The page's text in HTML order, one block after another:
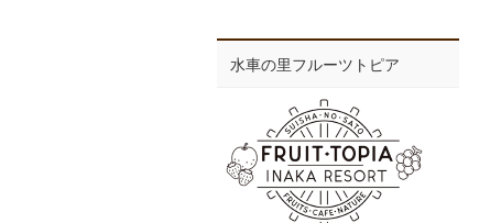
水車の里フルーツトピア